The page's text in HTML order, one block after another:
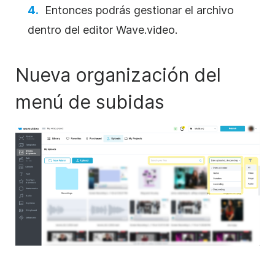
Entonces podrás gestionar el archivo
dentro del editor Wave.video.
Nueva organización del
menú de subidas